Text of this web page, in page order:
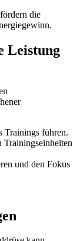
die
Leistung
Trainings führen.
Trainingseinheiten
und den Fokus